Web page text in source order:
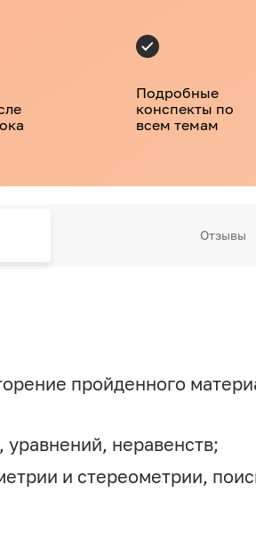
Подробные
конспекты по
всем темам
Отзывы
пройденного
неравенств;
и стереометрии,